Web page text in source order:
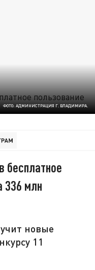
ФОТО: АДМИНИСТРАЦИЯ Г. ВЛАДИМИРА.
бесплатное
336 млн
новые
11